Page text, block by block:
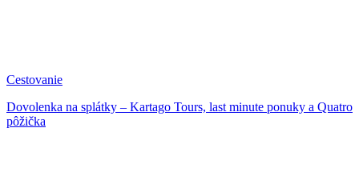
Cestovanie
Dovolenka na splátky – Kartago Tours, last minute ponuky a Quatro
pôžička